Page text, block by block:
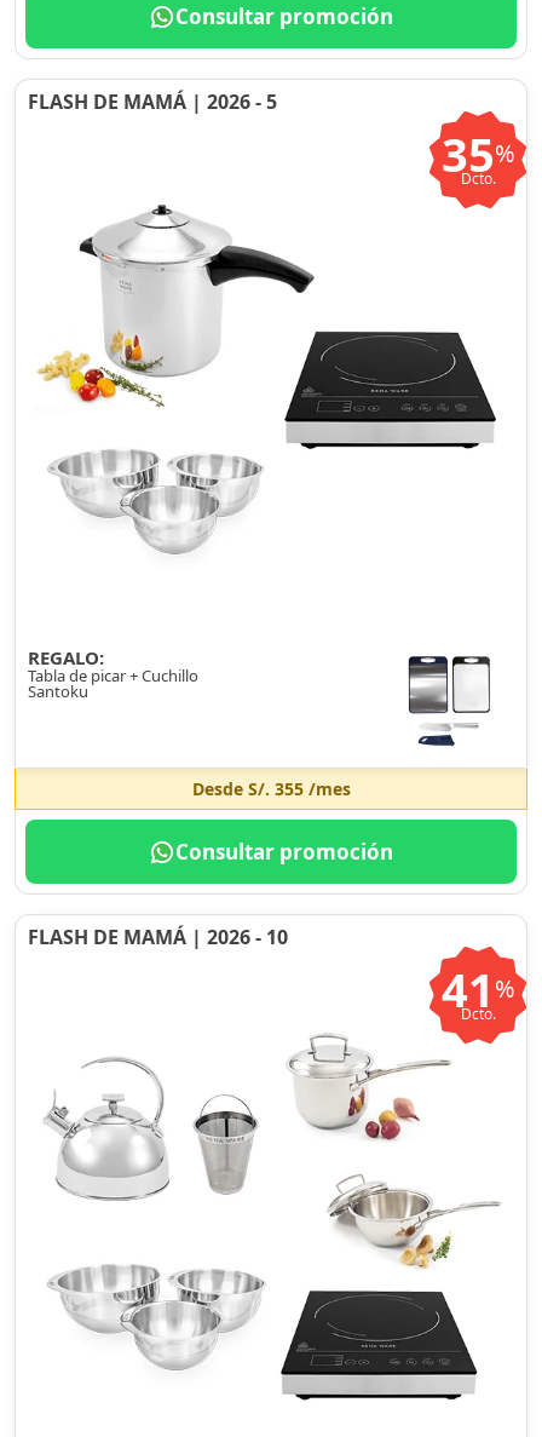
Consultar promoción
FLASH DE MAMÁ | 2026 - 5
35%
Dcto.
REGALO:
Tabla de picar + Cuchillo
Santoku
Desde S/. 355/mes
Consultar promoción
FLASH DE MAMÁ | 2026 - 10
41 %
Dcto.